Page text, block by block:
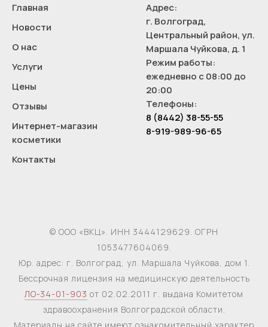
Главная
Новости
О нас
Услуги
Цены
Отзывы
Интернет-магазин
косметики
Контакты
Адрес:
г. Волгоград,
Центральный район, ул.
Маршала Чуйкова, д. 1
Режим работы:
ежедневно с 08:00 до
20:00
Телефоны:
8 (8442) 38-55-55
8-919-989-96-65
© ООО «ВКЦ». ИНН 3444129629. ОГРН
1053477604069.
Юр. адрес: г. Волгоград, ул. Маршала Чуйкова, дом 1.
Бессрочная лицензия на медицинскую деятельность
ЛО-34-01-903 от 02.02.2011 г. выдана Комитетом
здравоохранения Волгоградской области.